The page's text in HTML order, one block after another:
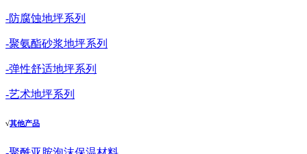
-防腐蚀地坪系列
-聚氨酯砂浆地坪系列
-弹性舒适地坪系列
-艺术地坪系列
√其他产品